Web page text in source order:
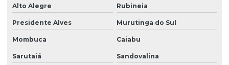
Alto Alegre Rubineia
Presidente Alves Murutinga do Sul
Mombuca Caiabu
Sarutaiá Sandovalina